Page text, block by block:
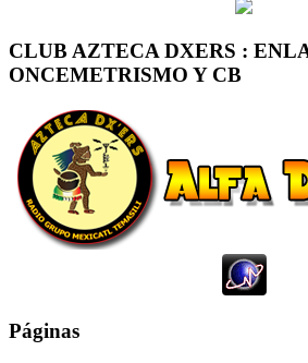
CLUB AZTECA DXERS :
ONCEMETRISMO Y CB
Páginas